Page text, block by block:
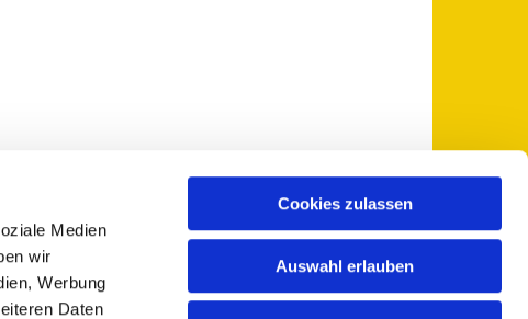
Medien
wir
Werbung
Daten
Cookies zulassen
Auswahl erlauben
5735-0
pfarramt@sankt-otto.de